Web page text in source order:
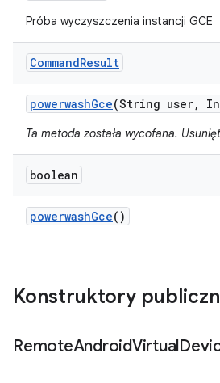
Próba wyczyszczenia instancji GCE
CommandResult
powerwashGce(String user,
Ta metoda została wycofana.
boolean
powerwashGce()
Konstruktory
RemoteAndroidVirtual